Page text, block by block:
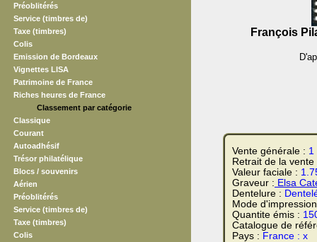
Préoblitérés
Service (timbres de)
Taxe (timbres)
Colis
Emission de Bordeaux
Vignettes LISA
Patrimoine de France
Riches heures de France
Classement par catégorie
Classique
Courant
Autoadhésif
Trésor philatélique
Blocs / souvenirs
Aérien
Préoblitérés
Service (timbres de)
Taxe (timbres)
Colis
François
Vente générale : 1
Retrait de la
Valeur faciale :
Graveur : Elsa
Dentelure :
Mode
Quantite émis :
Catalogue de
Pays : France : x